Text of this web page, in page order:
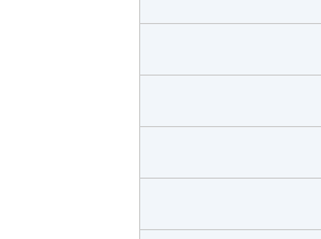
宮下通
宮下通
宮前２条
宮前２条